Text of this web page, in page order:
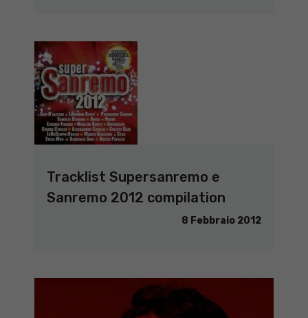
Tracklist Supersanremo e
Sanremo 2012 compilation
8 Febbraio 2012